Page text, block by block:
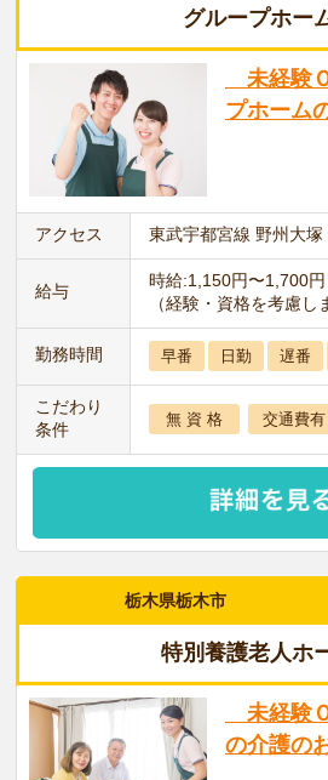
グループホー
未経験
プホーム
アクセス 東武宇都宮線 野州大塚
給与
時給:1,150円〜1,700円
（経験・資格を考慮し
勤務時間 早番 日勤 遅番
こだわり
条件
無 資 格 交通費有
栃木県栃木市
特別養護老人ホ
未経験
の介護の